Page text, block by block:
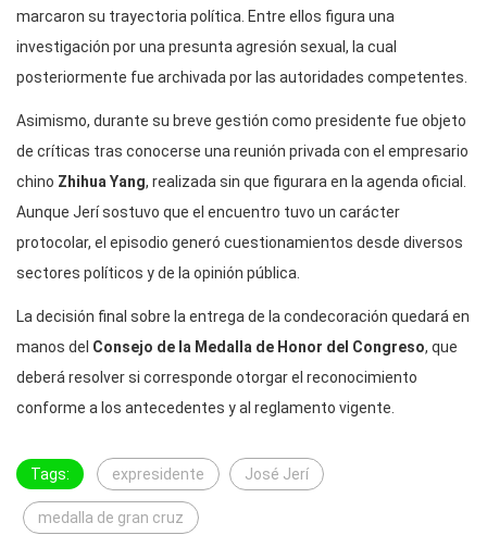
marcaron su trayectoria política. Entre ellos figura una
investigación por una presunta agresión sexual, la cual
posteriormente fue archivada por las autoridades competentes.
Asimismo, durante su breve gestión como presidente fue objeto
de críticas tras conocerse una reunión privada con el empresario
chino Zhihua Yang, realizada sin que figurara en la agenda oficial.
Aunque Jerí sostuvo que el encuentro tuvo un carácter
protocolar, el episodio generó cuestionamientos desde diversos
sectores políticos y de la opinión pública.
La decisión final sobre la entrega de la condecoración quedará en
manos del Consejo de la Medalla de Honor del Congreso, que
deberá resolver si corresponde otorgar el reconocimiento
conforme a los antecedentes y al reglamento vigente.
Tags: expresidente José Jerí
medalla de gran cruz